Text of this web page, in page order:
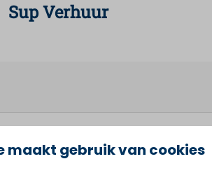
Sup Verhuur
Kano Verhuur
maakt gebruik van cookies